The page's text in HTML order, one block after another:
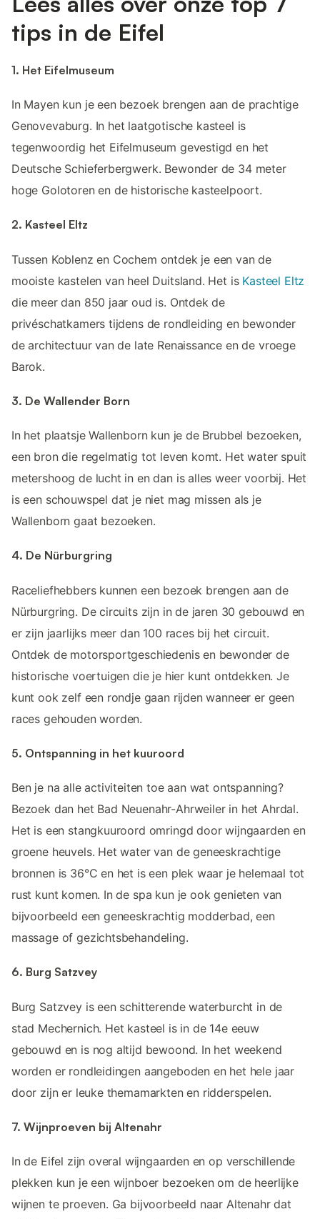
tips in de Eifel
1. Het Eifelmuseum
In Mayen kun je een bezoek brengen aan de prachtige
Genovevaburg. In het laatgotische kasteel is
tegenwoordig het Eifelmuseum gevestigd en het
Deutsche Schieferbergwerk. Bewonder de 34 meter
hoge Golotoren en de historische kasteelpoort.
2. Kasteel Eltz
Tussen Koblenz en Cochem ontdek je een van de
mooiste kastelen van heel Duitsland. Het is Kasteel Eltz
die meer dan 850 jaar oud is. Ontdek de
privéschatkamers tijdens de rondleiding en bewonder
de architectuur van de late Renaissance en de vroege
Barok.
3. De Wallender Born
In het plaatsje Wallenborn kun je de Brubbel bezoeken,
een bron die regelmatig tot leven komt. Het water spuit
metershoog de lucht in en dan is alles weer voorbij. Het
is een schouwspel dat je niet mag missen als je
Wallenborn gaat bezoeken.
4. De Nürburgring
Raceliefhebbers kunnen een bezoek brengen aan de
Nürburgring. De circuits zijn in de jaren 30 gebouwd en
er zijn jaarlijks meer dan 100 races bij het circuit.
Ontdek de motorsportgeschiedenis en bewonder de
historische voertuigen die je hier kunt ontdekken. Je
kunt ook zelf een rondje gaan rijden wanneer er geen
races gehouden worden.
5. Ontspanning in het kuuroord
Ben je na alle activiteiten toe aan wat ontspanning?
Bezoek dan het Bad Neuenahr-Ahrweiler in het Ahrdal.
Het is een stangkuuroord omringd door wijngaarden en
groene heuvels. Het water van de geneeskrachtige
bronnen is 36°C en het is een plek waar je helemaal tot
rust kunt komen. In de spa kun je ook genieten van
bijvoorbeeld een geneeskrachtig modderbad, een
massage of gezichtsbehandeling.
6. Burg Satzvey
Burg Satzvey is een schitterende waterburcht in de
stad Mechernich. Het kasteel is in de 14e eeuw
gebouwd en is nog altijd bewoond. In het weekend
worden er rondleidingen aangeboden en het hele jaar
door zijn er leuke themamarkten en ridderspelen.
7. Wijnproeven bij Altenahr
In de Eifel zijn overal wijngaarden en op verschillende
plekken kun je een wijnboer bezoeken om de heerlijke
wijnen te proeven. Ga bijvoorbeeld naar Altenahr dat